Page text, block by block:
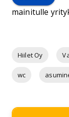
mainitulle
Hiilet Oy
wc